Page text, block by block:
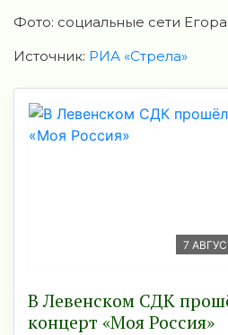
Фото: социальные сети
Источник: РИА «Стрела»
7
В Левенском СДК
концерт «Моя Россия»